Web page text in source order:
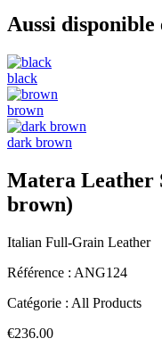
Aussi disponible
black
brown
dark brown
Matera Leather
brown)
Italian Full-Grain Leather
Référence : ANG124
Catégorie : All Products
€236.00